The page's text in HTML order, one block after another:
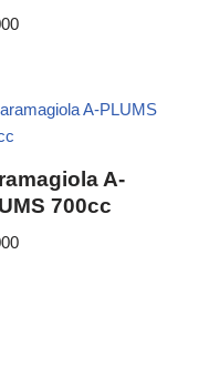
A-
700cc